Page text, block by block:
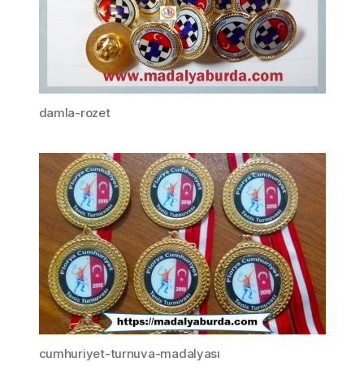
damla-rozet
cumhuriyet-turnuva-madalyası